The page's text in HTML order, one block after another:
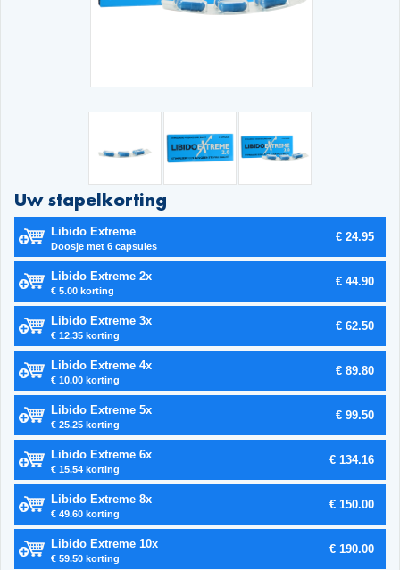
Uw stapelkorting
Libido Extreme
Doosje met 6 capsules
€ 24.95
Libido Extreme 2x
€ 5.00 korting
€ 44.90
Libido Extreme 3x
€ 12.35 korting
€ 62.50
Libido Extreme 4x
€ 10.00 korting
€ 89.80
Libido Extreme 5x
€ 25.25 korting
€ 99.50
Libido Extreme 6x
€ 15.54 korting
€ 134.16
Libido Extreme 8x
€ 49.60 korting
€ 150.00
Libido Extreme 10x
€ 59.50 korting
€ 190.00